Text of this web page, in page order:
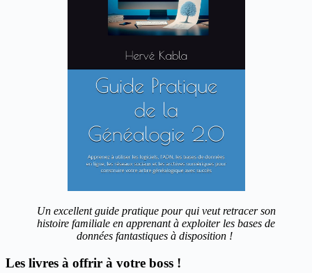
Un excellent guide pratique pour qui veut retracer son
histoire familiale en apprenant à exploiter les bases de
données fantastiques à disposition !
Les livres à offrir à votre boss !